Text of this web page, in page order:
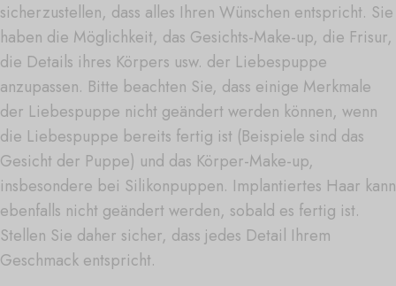
sicherzustellen, dass alles Ihren Wünschen entspricht. Sie
haben die Möglichkeit, das Gesichts-Make-up, die Frisur,
die Details ihres Körpers usw. der Liebespuppe
anzupassen. Bitte beachten Sie, dass einige Merkmale
der Liebespuppe nicht geändert werden können, wenn
die Liebespuppe bereits fertig ist (Beispiele sind das
Gesicht der Puppe) und das Körper-Make-up,
insbesondere bei Silikonpuppen. Implantiertes Haar kann
ebenfalls nicht geändert werden, sobald es fertig ist.
Stellen Sie daher sicher, dass jedes Detail Ihrem
Geschmack entspricht.